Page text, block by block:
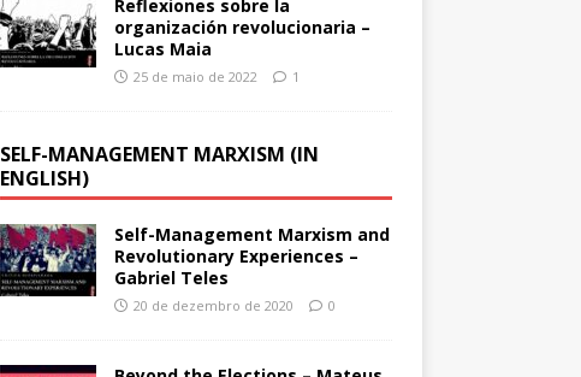
Reflexiones sobre la
organización revolucionaria –
Lucas Maia
25 de maio de 2022 1
SELF-MANAGEMENT MARXISM (IN
ENGLISH)
Self-Management Marxism and
Revolutionary Experiences –
Gabriel Teles
20 de dezembro de 2020 0